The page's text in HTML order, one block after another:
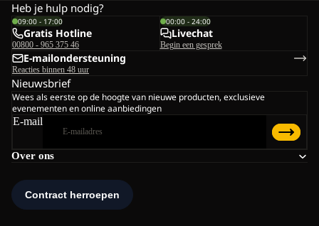
Over ons
Heb je hulp nodig?
09:00 - 17:00
Gratis Hotline
00800 - 965 375 46
00:00 - 24:00
Livechat
Begin een gesprek
E-mailondersteuning
Reacties binnen 48 uur
Nieuwsbrief
Wees als eerste op de hoogte van nieuwe producten, exclusieve
evenementen en online aanbiedingen
E-mail